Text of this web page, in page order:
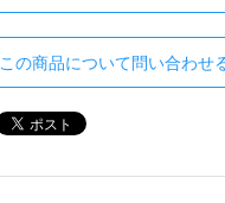
この商品について問い合わせ